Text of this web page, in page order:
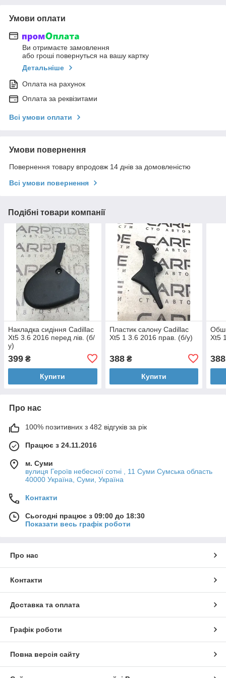
Умови оплати
Ви отримаєте замовлення
або гроші повернуться на вашу картку
Детальніше
Оплата на рахунок
Оплата за реквізитами
Всі умови оплати
Умови повернення
Повернення товару впродовж 14 днів за домовленістю
Всі умови повернення
Подібні товари компанії
Накладка сидіння Cadillac
Xt5 3.6 2016 перед лів. (б/
у)
399 ₴
Купити
Пластик салону Cadillac
Xt5 1 3.6 2016 прав. (б/у)
388₴
Купити
Xt5
388
Про нас
100% позитивних з 482 відгуків за рік
Працює з 24.11.2016
м. Суми
вулиця Героїв небесної сотні , 11 Суми Сумська область
40000 Україна, Суми, Україна
Контакти
Сьогодні працює з 09:00 до 18:30
Показати весь графік роботи
Про нас
Контакти
Доставка та оплата
Графік роботи
Повна версія сайту